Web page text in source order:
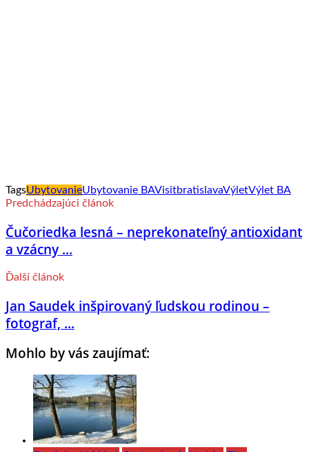
TagsUbytovanieUbytovanie BAVisitbratislavaVýletVýlet BA
Predchádzajúci článok
Čučoriedka lesná – neprekonateľný antioxidant
a vzácny ...
Ďalší článok
Jan Saudek inšpirovaný ľudskou rodinou –
fotograf, ...
Mohlo by vás zaujímať: